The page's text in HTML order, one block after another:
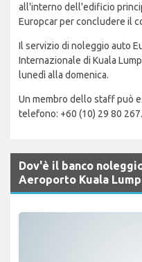
all'interno dell'edificio
Europcar per concludere il
Il servizio di noleggio auto
Internazionale di Kuala
lunedì alla domenica.
Un membro dello staff può
telefono: +60 (10) 29 80 267.
Dov'è il banco
Aeroporto Kuala